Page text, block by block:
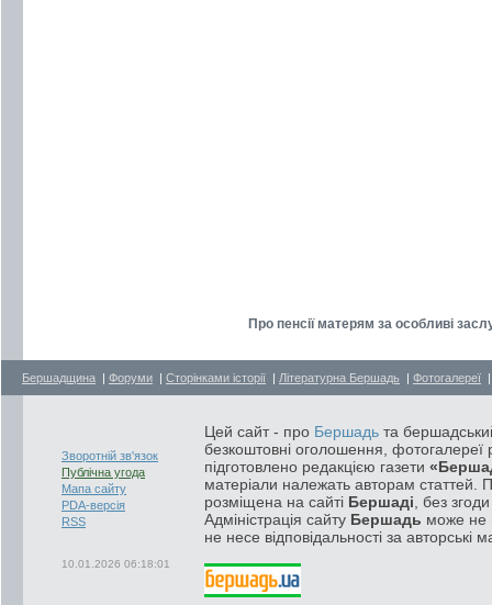
Про пенсії матерям за особливі
Бершадщина | Форуми | Сторінками історії | Літературна Бершадь | Фотогалереї
Зворотній зв'язок
Публічна угода
Мапа сайту
PDA-версія
RSS
10.01.2026 06:18:01
Цей сайт - про Бершадь та
безкоштовні оголошення, фотогалереї
підготовлено редакцією газети
матеріали належать авторам статтей.
розміщена на сайті Бершаді , без
Адміністрація сайту Бершадь може не
не несе відповідальності за авторські